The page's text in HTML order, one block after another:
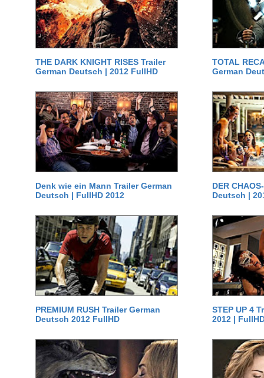
THE DARK KNIGHT RISES Trailer
German Deutsch | 2012 FullHD
TOTAL
German
Denk wie ein Mann Trailer German
Deutsch | FullHD 2012
DER
Deutsch |
PREMIUM RUSH Trailer German
Deutsch 2012 FullHD
STEP UP 4
2012 |